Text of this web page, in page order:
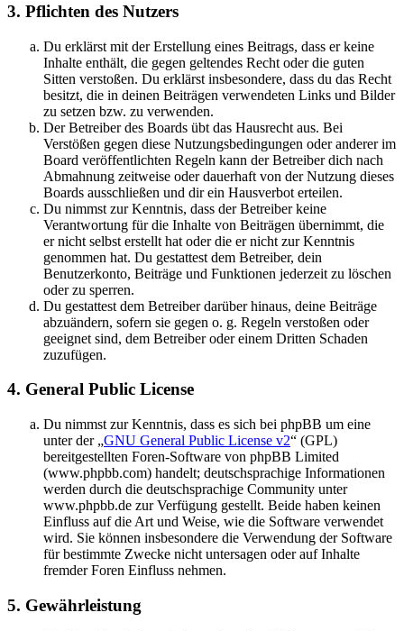
3. Pflichten des Nutzers
Du erklärst mit der Erstellung eines Beitrags, dass er keine
Inhalte enthält, die gegen geltendes Recht oder die guten
Sitten verstoßen. Du erklärst insbesondere, dass du das Recht
besitzt, die in deinen Beiträgen verwendeten Links und Bilder
zu setzen bzw. zu verwenden.
Der Betreiber des Boards übt das Hausrecht aus. Bei
Verstößen gegen diese Nutzungsbedingungen oder anderer im
Board veröffentlichten Regeln kann der Betreiber dich nach
Abmahnung zeitweise oder dauerhaft von der Nutzung dieses
Boards ausschließen und dir ein Hausverbot erteilen.
Du nimmst zur Kenntnis, dass der Betreiber keine
Verantwortung für die Inhalte von Beiträgen übernimmt, die
er nicht selbst erstellt hat oder die er nicht zur Kenntnis
genommen hat. Du gestattest dem Betreiber, dein
Benutzerkonto, Beiträge und Funktionen jederzeit zu löschen
oder zu sperren.
Du gestattest dem Betreiber darüber hinaus, deine Beiträge
abzuändern, sofern sie gegen o. g. Regeln verstoßen oder
geeignet sind, dem Betreiber oder einem Dritten Schaden
zuzufügen.
4. General Public License
Du nimmst zur Kenntnis, dass es sich bei phpBB um eine
unter der „GNU General Public License v2“ (GPL)
bereitgestellten Foren-Software von phpBB Limited
(www.phpbb.com) handelt; deutschsprachige Informationen
werden durch die deutschsprachige Community unter
www.phpbb.de zur Verfügung gestellt. Beide haben keinen
Einfluss auf die Art und Weise, wie die Software verwendet
wird. Sie können insbesondere die Verwendung der Software
für bestimmte Zwecke nicht untersagen oder auf Inhalte
fremder Foren Einfluss nehmen.
5. Gewährleistung